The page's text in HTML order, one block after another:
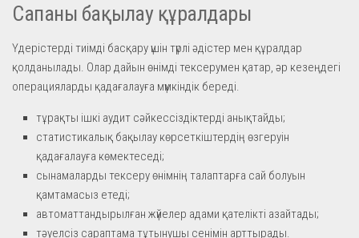
Сапаны бақылау құралдары
Үдерістерді тиімді басқару үшін түрлі әдістер мен құралдар
қолданылады. Олар дайын өнімді тексерумен қатар, әр кезеңдегі
операцияларды қадағалауға мүмкіндік береді.
тұрақты ішкі аудит сәйкессіздіктерді анықтайды;
статистикалық бақылау көрсеткіштердің өзгеруін
қадағалауға көмектеседі;
сынамаларды тексеру өнімнің талаптарға сай болуын
қамтамасыз етеді;
автоматтандырылған жүйелер адами қателікті азайтады;
тәуелсіз сараптама тұтынушы сенімін арттырады.